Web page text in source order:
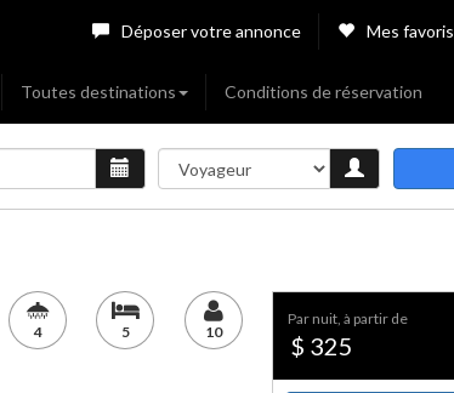
Déposer votre annonce Mes favoris
Toutes destinations Conditions de réservation
4 5 10
par nuit, à partir de
$ 325